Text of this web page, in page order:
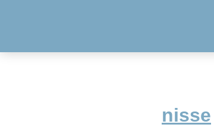
nisse